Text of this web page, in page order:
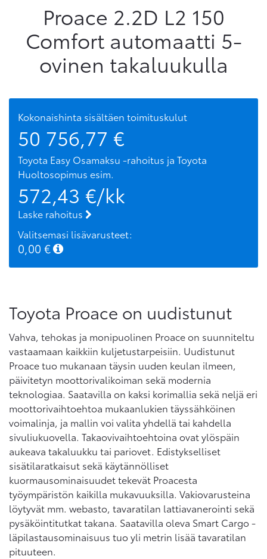
Proace 2.2D L2 150
Comfort automaatti 5-
ovinen takaluukulla
Kokonaishinta sisältäen toimituskulut
50 756,77 €
Toyota Easy Osamaksu -rahoitus ja Toyota
Huoltosopimus esim.
572,43 €/kk
Laske rahoitus
Valitsemasi lisävarusteet:
0,00 €
Toyota Proace on uudistunut
Vahva, tehokas ja monipuolinen Proace on suunniteltu
vastaamaan kaikkiin kuljetustarpeisiin. Uudistunut
Proace tuo mukanaan täysin uuden keulan ilmeen,
päivitetyn moottorivalikoiman sekä modernia
teknologiaa. Saatavilla on kaksi korimallia sekä neljä eri
moottorivaihtoehtoa mukaanlukien täyssähköinen
voimalinja, ja mallin voi valita yhdellä tai kahdella
sivuliukuovella. Takaovivaihtoehtoina ovat ylöspäin
aukeava takaluukku tai pariovet. Edistykselliset
sisätilaratkaisut sekä käytännölliset
kuormausominaisuudet tekevät Proacesta
työympäristön kaikilla mukavuuksilla. Vakiovarusteina
löytyvät mm. webasto, tavaratilan lattiavanerointi sekä
pysäköintitutkat takana. Saatavilla oleva Smart Cargo -
läpilastausominaisuus tuo yli metrin lisää tavaratilan
pituuteen.